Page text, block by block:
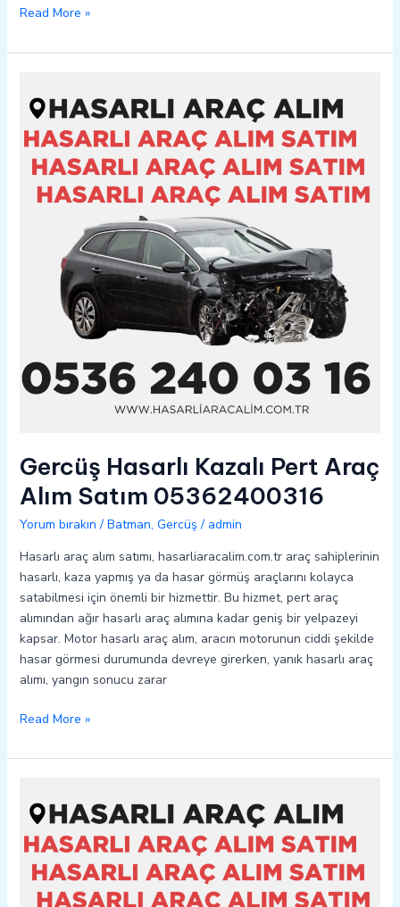
Read More »
Gercüş Hasarlı Kazalı Pert Araç
Alım Satım 05362400316
Yorum bırakın / Batman, Gercüş / admin
Hasarlı araç alım satımı, hasarliaracalim.com.tr araç sahiplerinin
hasarlı, kaza yapmış ya da hasar görmüş araçlarını kolayca
satabilmesi için önemli bir hizmettir. Bu hizmet, pert araç
alımından ağır hasarlı araç alımına kadar geniş bir yelpazeyi
kapsar. Motor hasarlı araç alım, aracın motorunun ciddi şekilde
hasar görmesi durumunda devreye girerken, yanık hasarlı araç
alımı, yangın sonucu zarar
Hasarlı
Kazalı
Pert
Araç
Alım
Satım
05362400316
Read More »
Hasarlı
Kazalı
Pert
Araç
Alım